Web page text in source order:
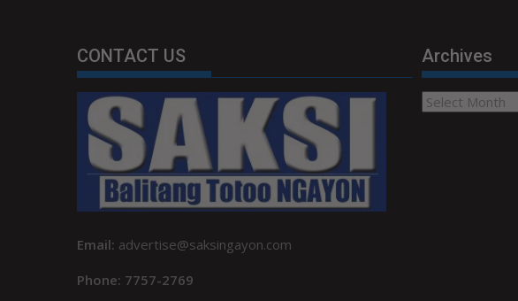
CONTACT US
Email: advertise@saksingayon.com
Phone: 7757-2769
Archives
Archives